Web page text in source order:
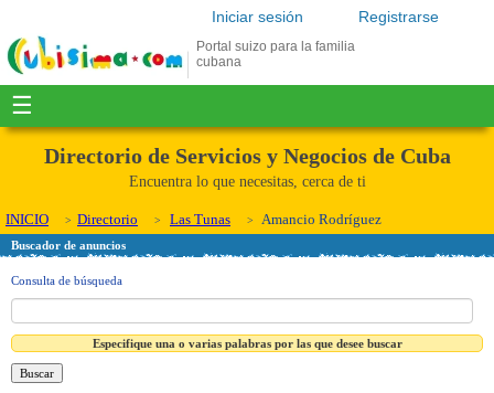
Registrarse
Iniciar sesión
Portal suizo para la familia
cubana
☰
Directorio de Servicios y Negocios de Cuba
Encuentra lo que necesitas, cerca de ti
INICIO Directorio Las Tunas Amancio Rodríguez
Buscador de anuncios
Consulta de búsqueda
Especifique una o varias palabras por las que desee buscar